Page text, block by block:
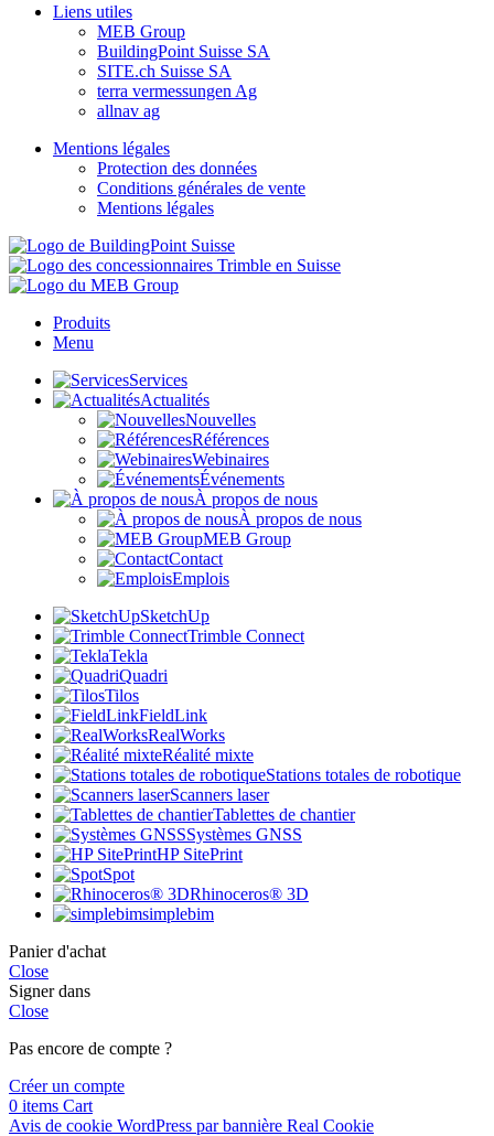
Liens utiles
MEB Group
BuildingPoint Suisse SA
SITE.ch Suisse SA
terra vermessungen Ag
allnav ag
Mentions légales
Protection des données
Conditions générales de vente
Mentions légales
Produits
Menu
Services
Actualités
Nouvelles
Références
Webinaires
Événements
À propos de nous
À propos de nous
MEB Group
Contact
Emplois
SketchUp
Trimble Connect
Tekla
Quadri
Tilos
FieldLink
RealWorks
Réalité mixte
Stations totales de robotique
Scanners laser
Tablettes de chantier
Systèmes GNSS
HP SitePrint
Spot
Rhinoceros® 3D
simplebim
Panier d'achat
Close
Signer dans
Close
Pas encore de compte ?
Créer un compte
0 items Cart
Avis de cookie WordPress par bannière Real Cookie